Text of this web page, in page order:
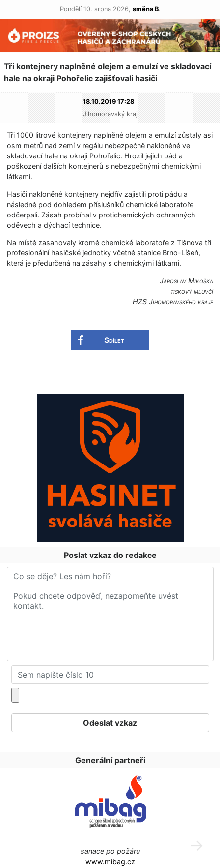
Pondělí 10. srpna 2026, směna B.
Tři kontejnery naplněné olejem a emulzí ve skladovací
hale na okraji Pohořelic zajišťovali hasiči
18.10.2019 17:28
Jihomoravský kraj
Tři 1000 litrové kontejnery naplněné olejem a emulzí zůstaly asi
osm metrů nad zemí v regálu nebezpečně nakloněné ve
skladovací hale na okraji Pohořelic. Hrozil jejich pád a
poškození dalších kontejnerů s nebezpečnými chemickými
látkami.
Hasiči nakloněné kontejnery nejdřív zajistili proti pádu a
následně pod dohledem příslušníků chemické laboratoře
odčerpali. Zásah probíhal v protichemických ochranných
oděvech a dýchací technice.
Na místě zasahovaly kromě chemické laboratoře z Tišnova tři
profesionální hasičské jednotky včetně stanice Brno-Líšeň,
která je předurčená na zásahy s chemickými látkami.
Jaroslav Mikoška
tiskový mluvčí
HZS Jihomoravského kra­je
Sdílet
Poslat vzkaz do redakce
Generální partneři
sanace po požáru
www.mibag.cz